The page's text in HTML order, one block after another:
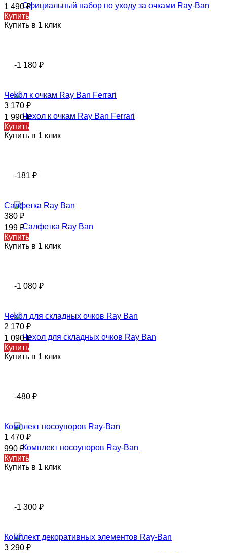
1 490₽
Купить
Купить в 1 клик
-1 180 ₽
Чехол к очкам Ray Ban Ferrari
3 170 ₽
1 990₽
Купить
Купить в 1 клик
-181 ₽
Салфетка Ray Ban
380 ₽
199 ₽
Купить
Купить в 1 клик
-1 080 ₽
Чехол для складных очков Ray Ban
2 170 ₽
1 090₽
Купить
Купить в 1 клик
-480 ₽
Комплект носоупоров Ray-Ban
1 470 ₽
990 ₽
Купить
Купить в 1 клик
-1 300 ₽
Комплект декоративных элементов Ray-Ban
3 290 ₽